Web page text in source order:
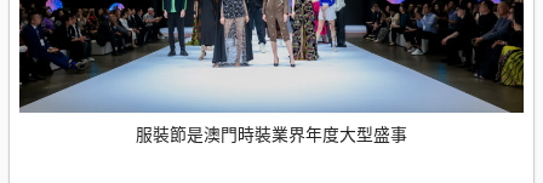
服裝節是澳門時裝業界年度大型盛事